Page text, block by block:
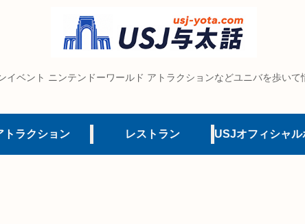
イベント ニンテンドーワールド アトラクションなどユニバを歩いて
トラクション レストラン